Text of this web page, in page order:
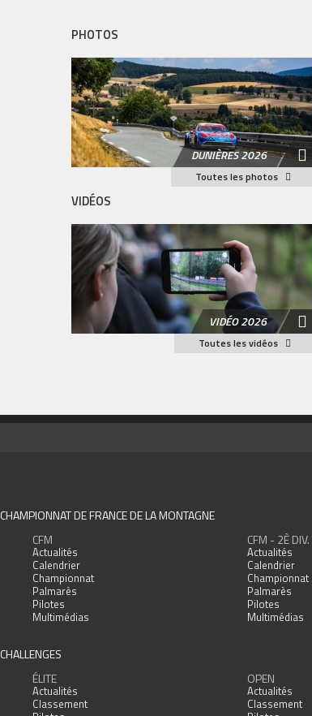
PHOTOS
DUNIÈRES 2026
Toutes les photos
VIDÉOS
VIDÉO 2026
Toutes les vidéos
CHAMPIONNAT DE FRANCE DE LA MONTAGNE
CFM
Actualités
Calendrier
Championnat
Palmarès
Pilotes
Multimédias
CFM - 2È DIV.
Actualités
Calendrier
Championnat
Palmarès
Pilotes
Multimédias
CHALLENGES
ÉLITE
Actualités
Classement
OPEN
Actualités
Classement